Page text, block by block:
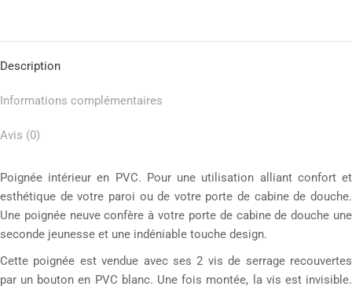
Description
Informations complémentaires
Avis (0)
Poignée intérieur en PVC. Pour une utilisation alliant confort et
esthétique de votre paroi ou de votre porte de cabine de douche.
Une poignée neuve confère à votre porte de cabine de douche une
seconde jeunesse et une indéniable touche design.
Cette poignée est vendue avec ses 2 vis de serrage recouvertes
par un bouton en PVC blanc. Une fois montée, la vis est invisible.